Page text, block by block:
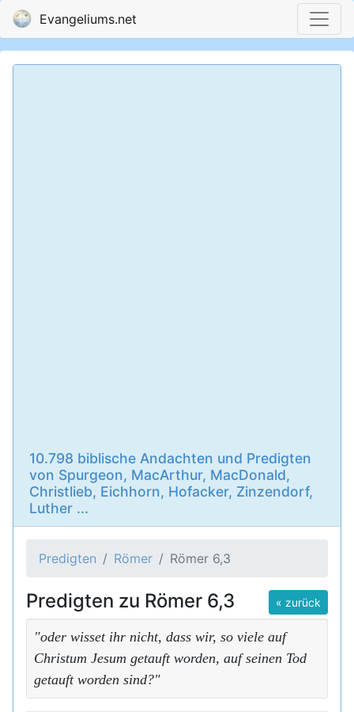
Evangeliums.net
10.798 biblische Andachten und Predigten
von Spurgeon, MacArthur, MacDonald,
Christlieb, Eichhorn, Hofacker, Zinzendorf,
Luther ...
Predigten Römer Römer 6,3
« zurück
Predigten zu Römer 6,3
"oder wisset ihr nicht, dass wir, so viele auf
Christum Jesum getauft worden, auf seinen Tod
getauft worden sind?"